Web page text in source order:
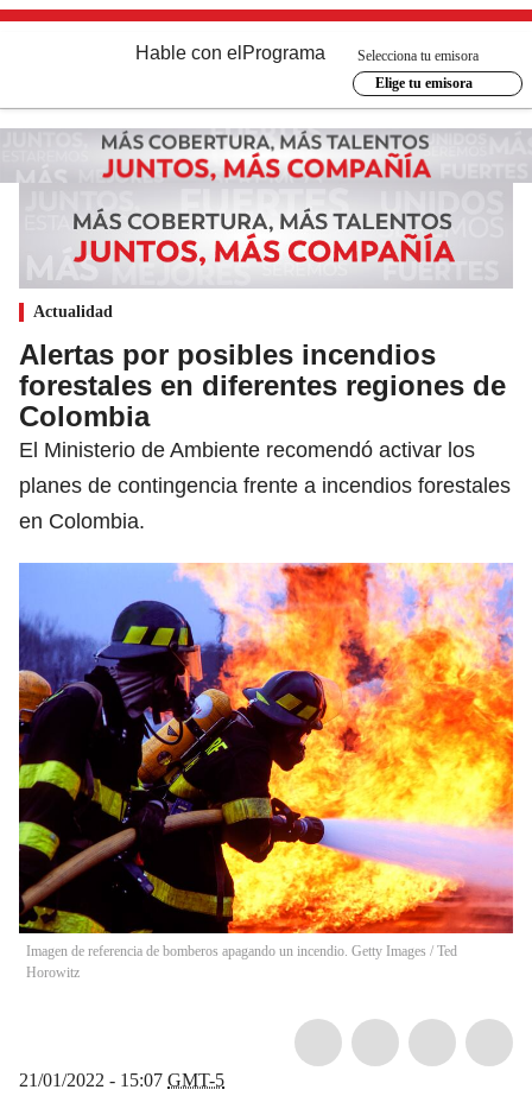
Hable con el Programa
Selecciona tu emisora
Elige tu emisora
Actualidad
Alertas por posibles incendios
forestales en diferentes regiones de
Colombia
El Ministerio de Ambiente recomendó activar los
planes de contingencia frente a incendios forestales
en Colombia.
Imagen de referencia de bomberos apagando un incendio. Getty Images / Ted
Horowitz
21/01/2022 - 15:07 GMT-5